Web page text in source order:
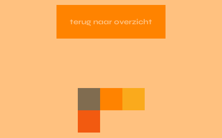
terug naar overzicht